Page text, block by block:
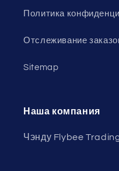
Политика
Отслеживание
Sitemap
Наша компания
Чэнду Flybee